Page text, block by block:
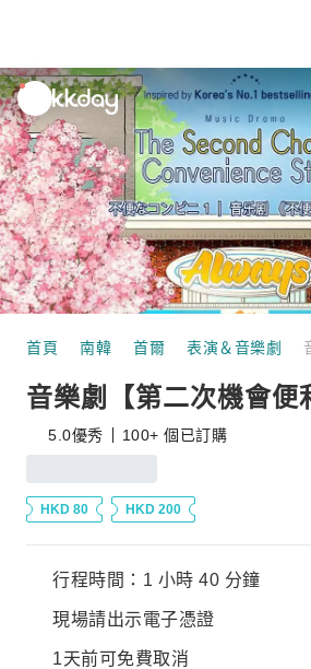
unread
notifications
首頁 南韓 首爾 表演＆音樂劇
音樂劇【第二次機會便
5.0優秀 100+ 個已訂購
HKD 80 HKD 200
行程時間：1 小時 40 分鐘
現場請出示電子憑證
1天前可免費取消